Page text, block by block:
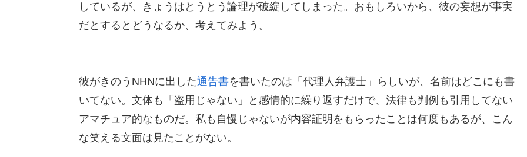
しているが、きょうはとうとう論理が破綻してしまった。おもしろいから、彼の妄想が事実
だとするとどうなるか、考えてみよう。
彼がきのうNHNに出した通告書を書いたのは「代理人弁護士」らしいが、名前はどこにも書
いてない。文体も「盗用じゃない」と感情的に繰り返すだけで、法律も判例も引用してない
アマチュア的なものだ。私も自慢じゃないが内容証明をもらったことは何度もあるが、こん
な笑える文面は見たことがない。